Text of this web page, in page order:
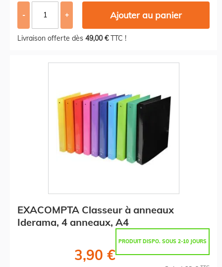
- + Ajouter au panier
Livraison offerte dès 49,00 €TTC !
EXACOMPTA Classeur à anneaux
Iderama, 4 anneaux, A4
PRODUIT DISPO. SOUS 2-10 JOURS
3,90 €